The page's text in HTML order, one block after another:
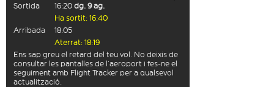
Sortida
16:20 dg. 9 ag.
Ha sortit: 16:40
Arribada
18:05
Aterrat: 18:19
Ens sap greu el retard del teu vol. No deixis de
consultar les pantalles de l’aeroport i fes-ne el
seguiment amb Flight Tracker per a qualsevol
actualització.